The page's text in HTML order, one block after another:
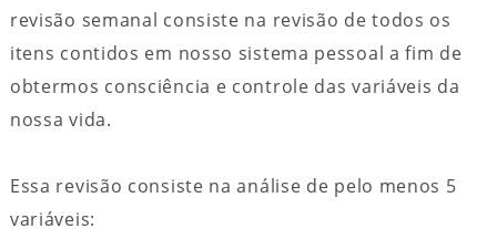
revisão semanal consiste na revisão de todos os
itens contidos em nosso sistema pessoal a fim de
obtermos consciência e controle das variáveis da
nossa vida.
Essa revisão consiste na análise de pelo menos 5
variáveis: